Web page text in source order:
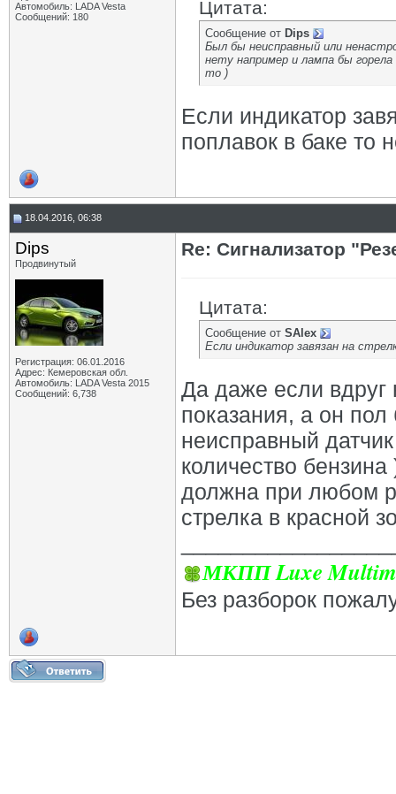
Автомобиль: LADA Vesta
Сообщений: 180
Цитата:
Сообщение от Dips
Был бы неисправный или
нету например и лампа бы
то )
Если индикатор
поплавок в баке то
18.04.2016, 06:38
Dips
Продвинутый
Регистрация: 06.01.2016
Адрес: Кемеровская обл.
Автомобиль: LADA Vesta 2015
Сообщений: 6,738
Re: Сигнализатор
Цитата:
Сообщение от SAlex
Если индикатор завязан на
Да даже если вдруг
показания, а он пол
неисправный
количество
должна при любом
стрелка в красной
МКПП Luxe
Без разборок